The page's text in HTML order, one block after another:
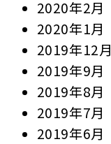
2020年2月
2020年1月
2019年12月
2019年9月
2019年8月
2019年7月
2019年6月